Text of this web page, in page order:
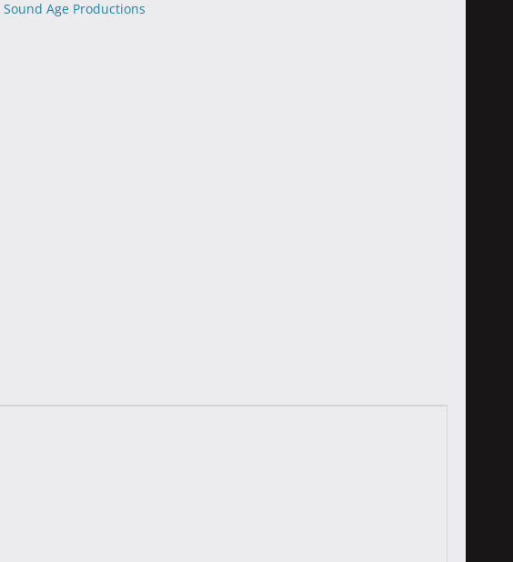
Sound Age Productions